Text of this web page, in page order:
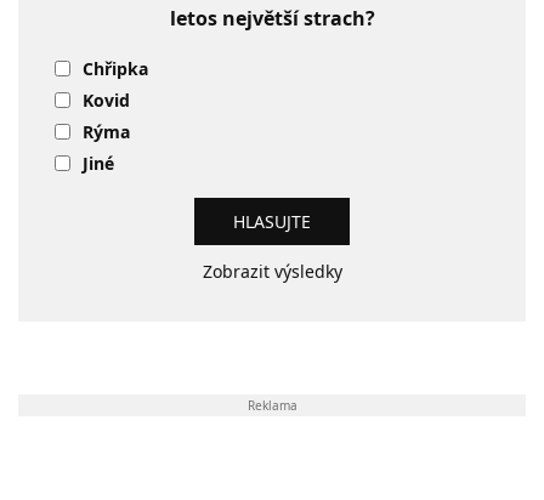
letos největší strach?
Chřipka
Kovid
Rýma
Jiné
Zobrazit výsledky
Reklama